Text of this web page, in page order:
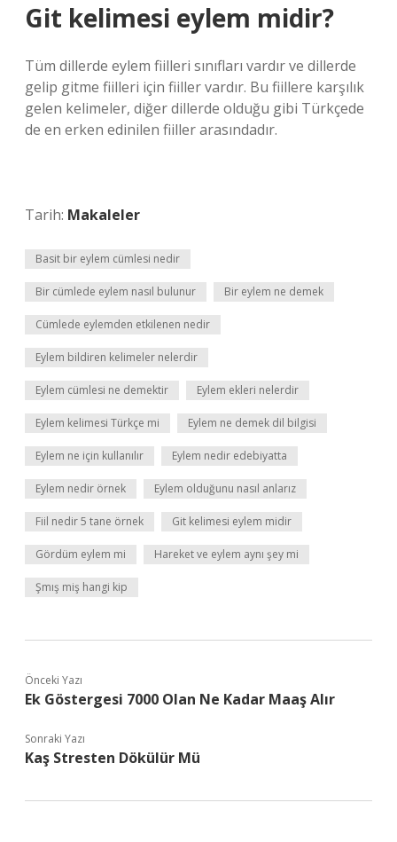
Git kelimesi eylem midir?
Tüm dillerde eylem fiilleri sınıfları vardır ve dillerde
gelip gitme fiilleri için fiiller vardır. Bu fiillere karşılık
gelen kelimeler, diğer dillerde olduğu gibi Türkçede
de en erken edinilen fiiller arasındadır.
Tarih: Makaleler
Basit bir eylem cümlesi nedir
Bir cümlede eylem nasıl bulunur Bir eylem ne demek
Cümlede eylemden etkilenen nedir
Eylem bildiren kelimeler nelerdir
Eylem cümlesi ne demektir Eylem ekleri nelerdir
Eylem kelimesi Türkçe mi Eylem ne demek dil bilgisi
Eylem ne için kullanılır Eylem nedir edebiyatta
Eylem nedir örnek Eylem olduğunu nasıl anlarız
Fiil nedir 5 tane örnek Git kelimesi eylem midir
Gördüm eylem mi Hareket ve eylem aynı şey mi
Şmış miş hangi kip
Önceki Yazı
Ek Göstergesi 7000 Olan Ne Kadar Maaş Alır
Sonraki Yazı
Kaş Stresten Dökülür Mü